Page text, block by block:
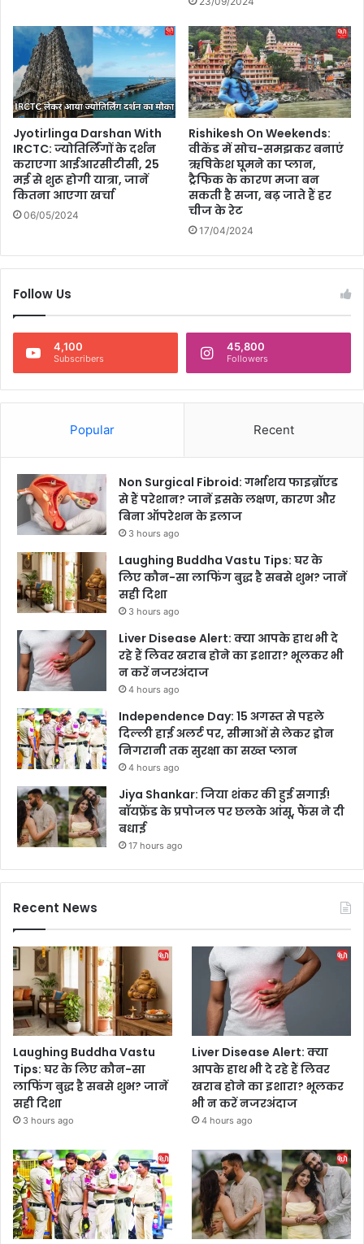
Jyotirlinga Darshan With
IRCTC: ज्योतिर्लिंगों के दर्शन
कराएगा आईआरसीटीसी, 25
मई से शुरू होगी यात्रा, जानें
कितना आएगा खर्चा
06/05/2024
Rishikesh On Weekends:
वीकेंड में सोच-समझकर बनाएं
ऋषिकेश घूमने का प्लान,
ट्रैफिक के कारण मजा बन
सकती है सजा, बढ़ जाते हैं हर
चीज के रेट
17/04/2024
Follow Us
4,100
Subscribers
45,800
Followers
Popular Recent
Non Surgical Fibroid: गर्भाशय फाइब्रॉएड
से हैं परेशान? जानें इसके लक्षण, कारण और
बिना ऑपरेशन के इलाज
3 hours ago
Laughing Buddha Vastu Tips: घर के
लिए कौन-सा लाफिंग बुद्ध है सबसे शुभ? जानें
सही दिशा
3 hours ago
Liver Disease Alert: क्या आपके हाथ भी दे
रहे हैं लिवर खराब होने का इशारा? भूलकर भी
न करें नजरअंदाज
4 hours ago
Independence Day: 15 अगस्त से पहले
दिल्ली हाई अलर्ट पर, सीमाओं से लेकर ड्रोन
निगरानी तक सुरक्षा का सख्त प्लान
4 hours ago
Jiya Shankar: जिया शंकर की हुई सगाई!
बॉयफ्रेंड के प्रपोजल पर छलके आंसू, फैंस ने दी
बधाई
17 hours ago
Recent News
Laughing Buddha Vastu
Tips: घर के लिए कौन-सा
लाफिंग बुद्ध है सबसे शुभ? जानें
सही दिशा
3 hours ago
Liver Disease Alert: क्या
आपके हाथ भी दे रहे हैं लिवर
खराब होने का इशारा? भूलकर
भी न करें नजरअंदाज
4 hours ago